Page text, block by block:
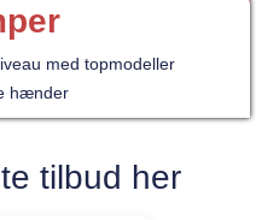
med topmodeller
hænder
tilbud her